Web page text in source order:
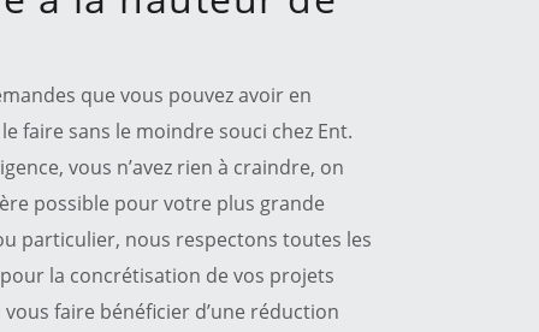
que vous pouvez avoir en
faire sans le moindre souci chez Ent.
vous n’avez rien à craindre, on
possible pour votre plus grande
particulier, nous respectons toutes les
la concrétisation de vos projets
vous faire bénéficier d’une réduction